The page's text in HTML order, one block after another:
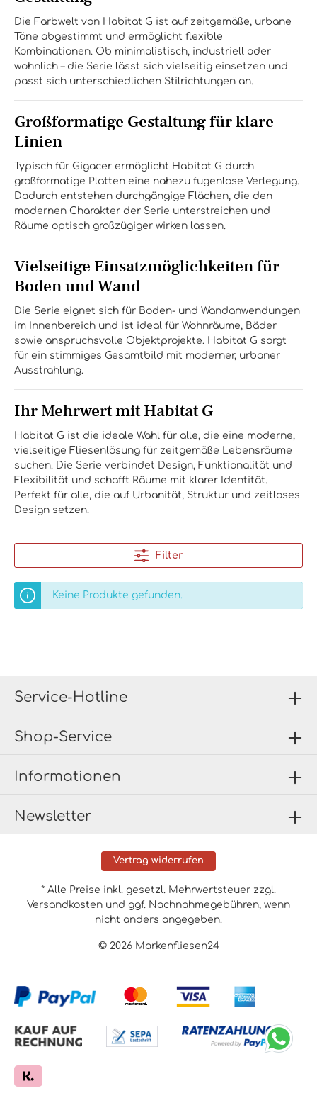
Die Farbwelt von Habitat G ist auf zeitgemäße, urbane
Töne abgestimmt und ermöglicht flexible
Kombinationen. Ob minimalistisch, industriell oder
wohnlich – die Serie lässt sich vielseitig einsetzen und
passt sich unterschiedlichen Stilrichtungen an.
Großformatige Gestaltung für klare
Linien
Typisch für Gigacer ermöglicht Habitat G durch
großformatige Platten eine nahezu fugenlose Verlegung.
Dadurch entstehen durchgängige Flächen, die den
modernen Charakter der Serie unterstreichen und
Räume optisch großzügiger wirken lassen.
Vielseitige Einsatzmöglichkeiten für
Boden und Wand
Die Serie eignet sich für Boden- und Wandanwendungen
im Innenbereich und ist ideal für Wohnräume, Bäder
sowie anspruchsvolle Objektprojekte. Habitat G sorgt
für ein stimmiges Gesamtbild mit moderner, urbaner
Ausstrahlung.
Ihr Mehrwert mit Habitat G
Habitat G ist die ideale Wahl für alle, die eine moderne,
vielseitige Fliesenlösung für zeitgemäße Lebensräume
suchen. Die Serie verbindet Design, Funktionalität und
Flexibilität und schafft Räume mit klarer Identität.
Perfekt für alle, die auf Urbanität, Struktur und zeitloses
Design setzen.
Filter
Keine Produkte gefunden.
Newsletter
Service-Hotline
Shop-Service
Informationen
Vertrag widerrufen
© 2026 Markenfliesen24
* Alle Preise inkl. gesetzl. Mehrwertsteuer zzgl.
Versandkosten und ggf. Nachnahmegebühren, wenn
nicht anders angegeben.